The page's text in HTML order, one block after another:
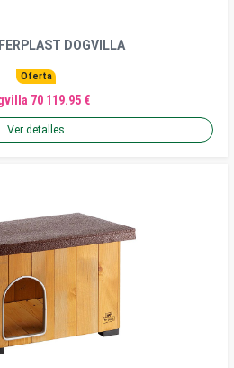
DOGVILLA
Oferta
70 119.95 €
Ver detalles